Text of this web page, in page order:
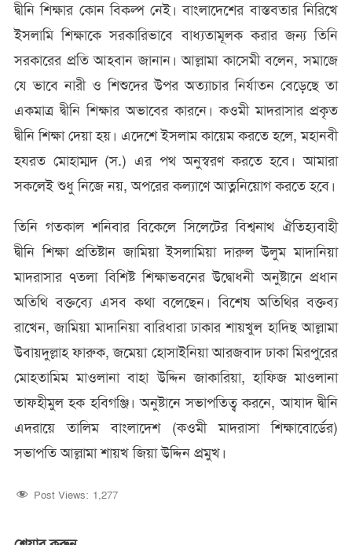
দ্বীনি শিক্ষার কোন বিকল্প নেই। বাংলাদেশের বাস্তবতার নিরিখে
ইসলামি শিক্ষাকে সরকারিভাবে বাধ্যতামূলক করার জন্য তিনি
সরকারের প্রতি আহবান জানান। আল্লামা কাসেমী বলেন, সমাজে
যে ভাবে নারী ও শিশুদের উপর অত্যাচার নির্যাতন বেড়েছে তা
একমাত্র দ্বীনি শিক্ষার অভাবের কারনে। কওমী মাদরাসার প্রকৃত
দ্বীনি শিক্ষা দেয়া হয়। এদেশে ইসলাম কায়েম করতে হলে, মহানবী
হযরত মোহাম্মদ (স.) এর পথ অনুস্বরণ করতে হবে। আমারা
সকলেই শুধু নিজে নয়, অপরের কল্যাণে আত্ননিয়োগ করতে হবে।
তিনি গতকাল শনিবার বিকেলে সিলেটের বিশ্বনাথ ঐতিহ্যবাহী
দ্বীনি শিক্ষা প্রতিষ্টান জামিয়া ইসলামিয়া দারুল উলুম মাদানিয়া
মাদরাসার ৭তলা বিশিষ্ট শিক্ষাভবনের উদ্বোধনী অনুষ্টানে প্রধান
অতিথি বক্তব্যে এসব কথা বলেছেন। বিশেষ অতিথির বক্তব্য
রাখেন, জামিয়া মাদানিয়া বারিধারা ঢাকার শায়খুল হাদিছ আল্লামা
উবায়দুল্লাহ ফারুক, জমেয়া হোসাইনিয়া আরজবাদ ঢাকা মিরপুরের
মোহতামিম মাওলানা বাহা উদ্দিন জাকারিয়া, হাফিজ মাওলানা
তাফহীমুল হক হবিগঞ্জি। অনুষ্টানে সভাপতিত্ব করনে, আযাদ দ্বীনি
এদরায়ে তালিম বাংলাদেশ (কওমী মাদরাসা শিক্ষাবোর্ডের)
সভাপতি আল্লামা শায়খ জিয়া উদ্দিন প্রমুখ।
Post Views: 1,277